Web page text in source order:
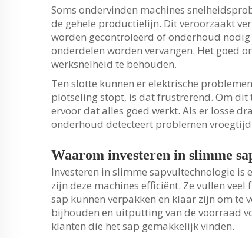
Soms ondervinden machines
de gehele productielijn. Dit veroorzaakt
worden gecontroleerd of onderhoud
onderdelen worden vervangen. Het goed
werksnelheid te behouden.
Ten slotte kunnen er elektrische
plotseling stopt, is dat frustrerend. Om dit
ervoor dat alles goed werkt. Als er losse
onderhoud detecteert problemen
Waarom investeren in slimme
Investeren in slimme sapvultechnologie is
zijn deze machines efficiënt. Ze vullen
sap kunnen verpakken en klaar zijn om te
bijhouden en uitputting van de voorraad
klanten die het sap gemakkelijk vinden.